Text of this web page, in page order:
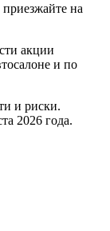
на
акции
и по
и риски.
2026 года.